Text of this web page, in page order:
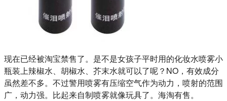
现在已经被淘宝禁售了。是不是女孩子平时用的化妆水喷雾小
瓶装上辣椒水、胡椒水、芥末水就可以了呢？NO，有效成分
虽然差不多。不过警用喷雾有压缩空气作为动力，喷射的范围
广，动力强。比起来自制喷雾就像玩具了。海淘有售。